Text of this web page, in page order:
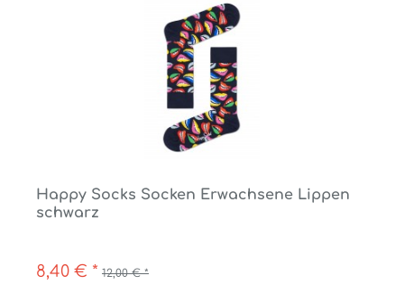
Happy Socks Socken Erwachsene Lippen
schwarz
8,40 € * 12,00 € *